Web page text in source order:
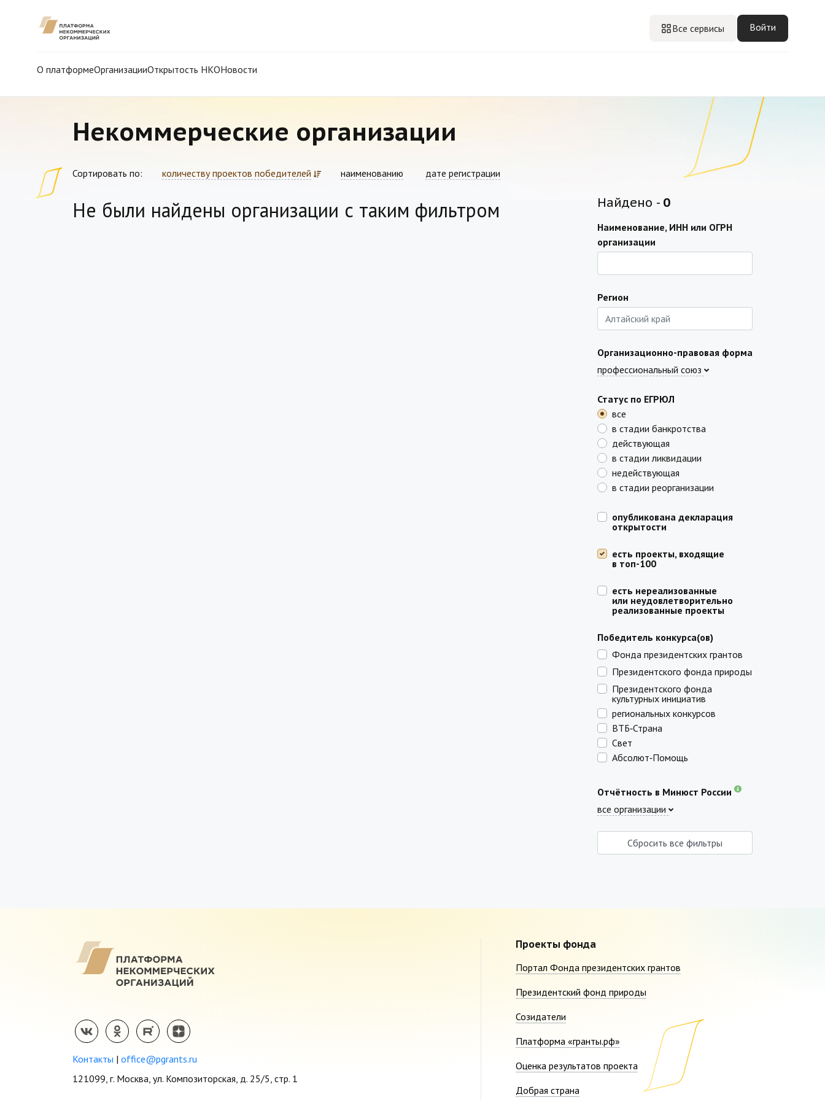
Все сервисы Войти
О платформеОрганизацииОткрытость НКОНовости
Некоммерческие организации
Сортировать по: количеству проектов победителей наименованию дате регистрации
Не были найдены организации с таким фильтром Найдено - 0
Наименование, ИНН или ОГРН
организации
Регион
Организационно-правовая форма
профессиональный союз
Статус по ЕГРЮЛ
все
в стадии банкротства
действующая
в стадии ликвидации
недействующая
в стадии реорганизации
опубликована декларация
открытости
есть проекты, входящие
в топ-100
есть нереализованные
или неудовлетворительно
реализованные проекты
Победитель конкурса(ов)
Фонда президентских грантов
Президентского фонда природы
Президентского фонда
культурных инициатив
региональных конкурсов
ВТБ‑Страна
Свет
Абсолют‑Помощь
Отчётность в Минюст России
все организации
Сбросить все фильтры
Контакты | office@pgrants.ru
121099, г. Москва, ул. Композиторская, д. 25/5, стр. 1
Проекты фонда
Портал Фонда президентских грантов
Президентский фонд природы
Созидатели
Платформа «гранты.рф»
Оценка результатов проекта
Добрая страна